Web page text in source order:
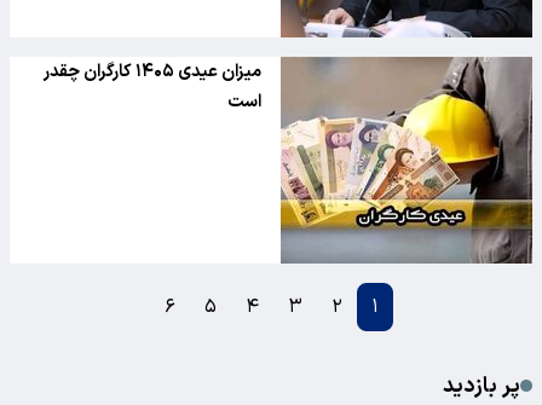
میزان عیدی ۱۴۰۵ کارگران چقدر
است
۱ ۲ ۳ ۴ ۵ ۶
پر بازدید